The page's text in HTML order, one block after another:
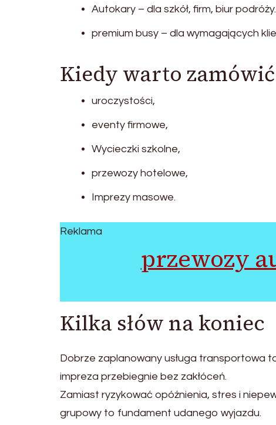
Autokary – dla szkół, firm, biur podróży.
premium busy – dla wymagających
Kiedy warto
uroczystości,
eventy firmowe,
Wycieczki szkolne,
przewozy hotelowe,
Imprezy masowe.
Reklama
przewozy
Kilka słów na koniec
Dobrze zaplanowany usługa transportowa
impreza przebiegnie bez zakłóceń.
Zamiast ryzykować opóźnienia, stres i
grupowy to fundament udanego wyjazdu.